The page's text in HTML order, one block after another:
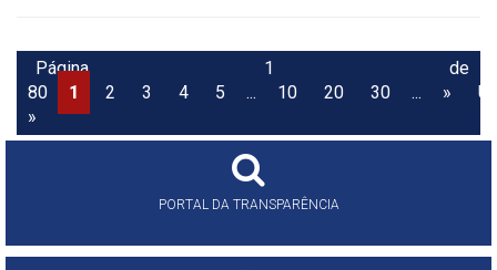
Página 1 de
80
1 2 3 4 5 ... 10 20 30 ... »
»
PORTAL DA TRANSPARÊNCIA